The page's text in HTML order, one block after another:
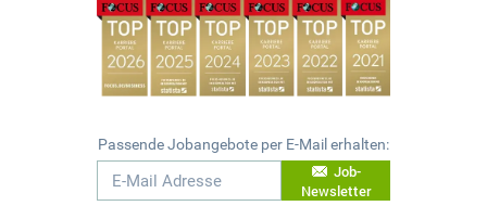
Passende Jobangebote per E-Mail erhalten:
Job-
Newsletter